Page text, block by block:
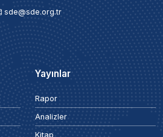
sde@sde.org.tr
Yayınlar
Rapor
Analizler
Kitap